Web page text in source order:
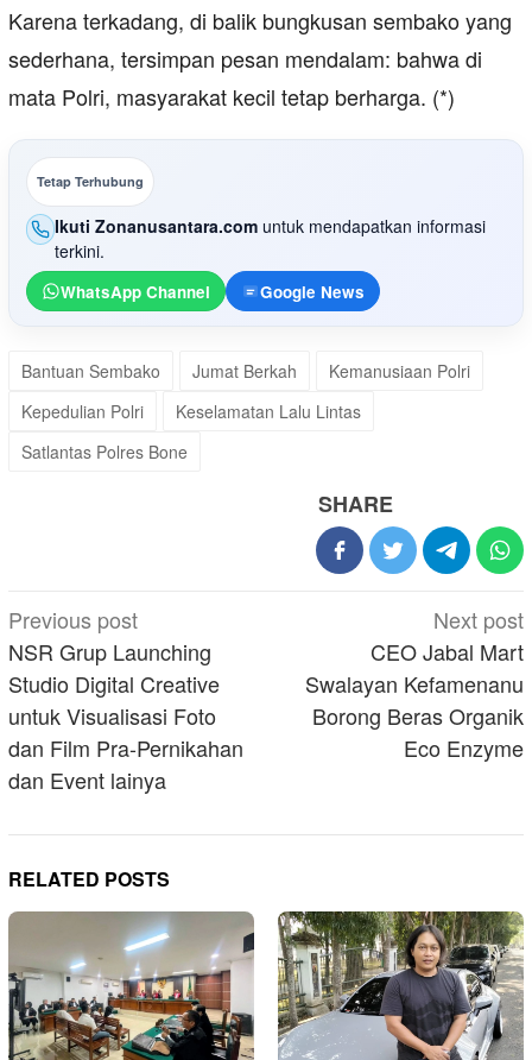
Karena terkadang, di balik bungkusan sembako yang
sederhana, tersimpan pesan mendalam: bahwa di
mata Polri, masyarakat kecil tetap berharga. (*)
Tetap Terhubung
Ikuti Zonanusantara.com untuk mendapatkan informasi
terkini.
WhatsApp Channel Google News
Bantuan Sembako Jumat Berkah
Kemanusiaan Polri
Kepedulian Polri
Keselamatan Lalu Lintas
Satlantas Polres Bone
SHARE
Post
navigation
Previous post
NSR Grup Launching
Studio Digital Creative
untuk Visualisasi Foto
dan Film Pra-Pernikahan
dan Event lainya
Next post
CEO Jabal Mart
Swalayan Kefamenanu
Borong Beras Organik
Eco Enzyme
RELATED POSTS